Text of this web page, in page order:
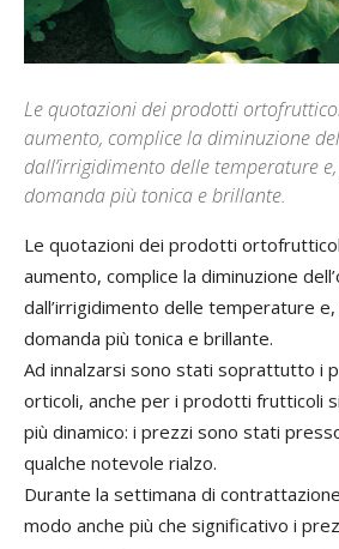
Le quotazioni dei prodotti
aumento, complice la diminuzione
dall’irrigidimento delle temperature
domanda più tonica e brillante.
Le quotazioni dei prodotti
aumento, complice la diminuzione
dall’irrigidimento delle temperature
domanda più tonica e brillante.
Ad innalzarsi sono stati soprattutto i
orticoli, anche per i prodotti frutticoli
più dinamico: i prezzi sono stati
qualche notevole rialzo.
Durante la settimana di
modo anche più che significativo i